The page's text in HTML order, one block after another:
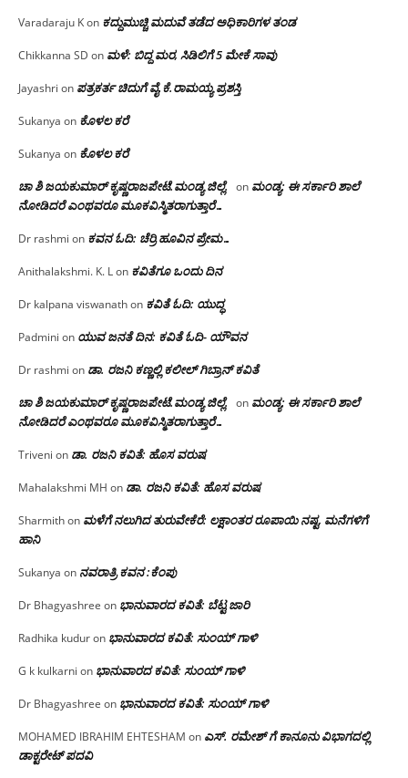
Varadaraju Kon ಕದ್ದುಮುಚ್ಚಿ ಮದುವೆ ತಡೆದ ಅಧಿಕಾರಿಗಳ ತಂಡ
Chikkanna SD on ಮಳೆ: ಬಿದ್ದ ಮರ, ಸಿಡಿಲಿಗೆ 5 ಮೇಕೆ ಸಾವು
Jayashri on ಪತ್ರಕರ್ತ ಚಿದುಗೆ ವೈ.ಕೆ.ರಾಮಯ್ಯ ಪ್ರಶಸ್ತಿ
Sukanya on ಕೊಳಲ ಕರೆ
Sukanya on ಕೊಳಲ ಕರೆ
ಚಾ ಶಿ ಜಯಕುಮಾರ್ ಕೃಷ್ಣರಾಜಪೇಟೆ.ಮಂಡ್ಯ ಜಿಲ್ಲೆ. on ಮಂಡ್ಯ: ಈ ಸರ್ಕಾರಿ ಶಾಲೆ
ನೋಡಿದರೆ ಎಂಥವರೂ ಮೂಕವಿಸ್ಮಿತರಾಗುತ್ತಾರೆ…
Dr rashmi on ಕವನ ಓದಿ: ಚೆರ್ರಿ ಹೂವಿನ ಪ್ರೇಮ…
Anithalakshmi. K. Lon ಕವಿತೆಗೂ ಒಂದು ದಿನ
Dr kalpana viswanathon ಕವಿತೆ ಓದಿ: ಯುದ್ಧ
Padmini on ಯುವ ಜನತೆ ದಿನ: ಕವಿತೆ ಓದಿ- ಯೌವನ
Dr rashmi on ಡಾ. ರಜನಿ‌ ಕಣ್ಣಲ್ಲಿ ಕಲೀಲ್ ಗಿಬ್ರಾನ್ ಕವಿತೆ
ಚಾ ಶಿ ಜಯಕುಮಾರ್ ಕೃಷ್ಣರಾಜಪೇಟೆ.ಮಂಡ್ಯ ಜಿಲ್ಲೆ. on ಮಂಡ್ಯ: ಈ ಸರ್ಕಾರಿ ಶಾಲೆ
ನೋಡಿದರೆ ಎಂಥವರೂ ಮೂಕವಿಸ್ಮಿತರಾಗುತ್ತಾರೆ…
Triveni on ಡಾ. ರಜನಿ ಕವಿತೆ: ಹೊಸ ವರುಷ
Mahalakshmi MH on ಡಾ. ರಜನಿ ಕವಿತೆ: ಹೊಸ ವರುಷ
Sharmithon ಮಳೆಗೆ ನಲುಗಿದ ತುರುವೇಕೆರೆ: ಲಕ್ಷಾಂತರ ರೂಪಾಯಿ ನಷ್ಟ, ಮನೆಗಳಿಗೆ
ಹಾನಿ
Sukanya on ನವರಾತ್ರಿ ಕವನ :ಕೆಂಪು
Dr Bhagyashree on ಭಾನುವಾರದ ಕವಿತೆ: ಬೆಟ್ಟ ಜಾರಿ
Radhika kuduron ಭಾನುವಾರದ ಕವಿತೆ: ಸುಂಯ್ ಗಾಳಿ
G k kulkarni on ಭಾನುವಾರದ ಕವಿತೆ: ಸುಂಯ್ ಗಾಳಿ
Dr Bhagyashree on ಭಾನುವಾರದ ಕವಿತೆ: ಸುಂಯ್ ಗಾಳಿ
MOHAMED IBRAHIM EHTESHAM on ಎಸ್. ರಮೇಶ್ ಗೆ ಕಾನೂನು ವಿಭಾಗದಲ್ಲಿ
ಡಾಕ್ಟರೇಟ್ ಪದವಿ